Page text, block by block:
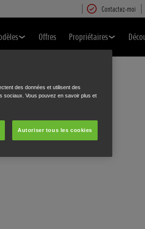
Contactez-moi
Offres Propriétaires
des données et utilisent des
sociaux. Vous pouvez en savoir plus et
Autoriser tous les cookies